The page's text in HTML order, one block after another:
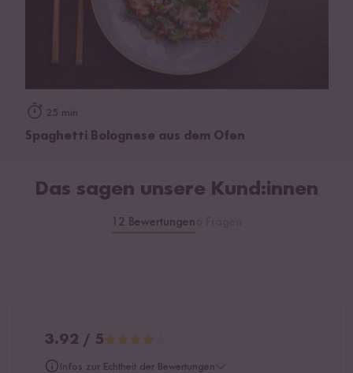
25 min
Spaghetti Bolognese aus dem Ofen
Das sagen unsere Kund:innen
12 Bewertungen
3.92 / 5
Infos zur Echtheit der Bewertungen